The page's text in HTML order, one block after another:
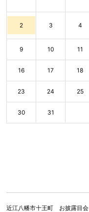
2 3 4
9 10 11
16 17 18
23 24 25
30 31
近江八幡市十王町 お披露目会